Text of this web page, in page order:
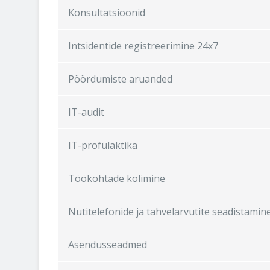
Konsultatsioonid
Intsidentide registreerimine 24х7
Pöördumiste aruanded
IT-audit
IT-profülaktika
Töökohtade kolimine
Nutitelefonide ja tahvelarvutite
Asendusseadmed